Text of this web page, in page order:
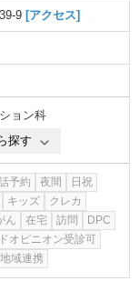
9 [アクセス]
ョン科
探す
予約 夜間
日祝
キッズ
クレカ
ん 在宅 訪問
DPC
オピニオン受診可
地域連携